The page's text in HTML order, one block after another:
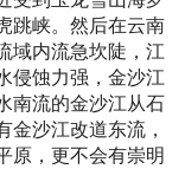
跳峡。然后在云南
域内流急坎陡，江
侵蚀力强，金沙江
南流的金沙江从石
金沙江改道东流，
原，更不会有崇明